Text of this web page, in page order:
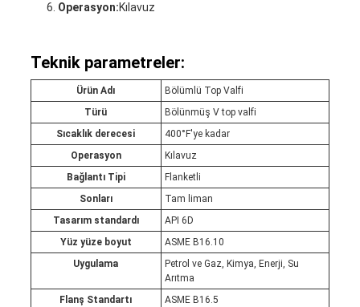
Operasyon:Kılavuz
Teknik parametreler:
Ürün Adı
Bölümlü Top Valfi
Türü
Bölünmüş V top valfi
Sıcaklık derecesi
400°F'ye kadar
Operasyon
Kılavuz
Bağlantı Tipi
Flanketli
Sonları
Tam liman
Tasarım standardı
API 6D
Yüz yüze boyut
ASME B16.10
Uygulama
Petrol ve Gaz, Kimya, Enerji, Su
Arıtma
Flanş Standartı
ASME B16.5